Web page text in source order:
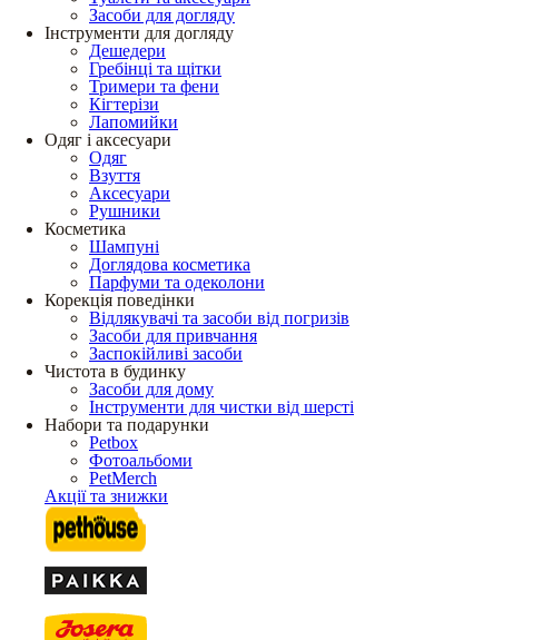
Засоби для догляду
Інструменти для догляду
Дешедери
Гребінці та щітки
Тримери та фени
Кігтерізи
Лапомийки
Одяг і аксесуари
Одяг
Взуття
Аксесуари
Рушники
Косметика
Шампуні
Доглядова косметика
Парфуми та одеколони
Корекція поведінки
Відлякувачі та засоби від погризів
Засоби для привчання
Заспокійливі засоби
Чистота в будинку
Засоби для дому
Інструменти для чистки від шерсті
Набори та подарунки
Petbox
Фотоальбоми
PetMerch
Акції та знижки